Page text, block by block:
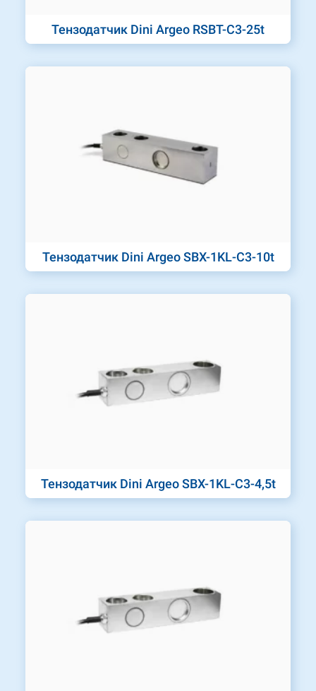
Тензодатчик Dini Argeo RSBT-C3-25t
Тензодатчик Dini Argeo SBX-1KL-C3-10t
Тензодатчик Dini Argeo SBX-1KL-C3-4,5t